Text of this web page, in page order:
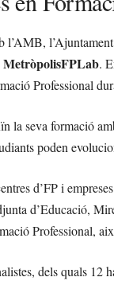
MetròpolisFPLab.
Professional
la seva formació
poden
d’FP i
d’Educació,
Professional,
dels quals 12